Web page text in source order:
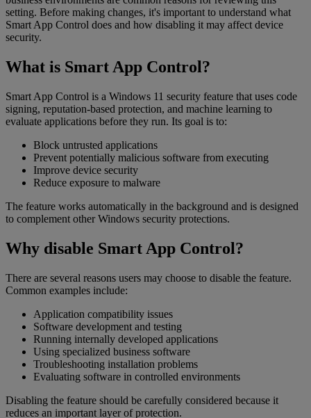
setting. Before making changes, it's important to understand what
Smart App Control does and how disabling it may affect device
security.
What is Smart App Control?
Smart App Control is a Windows 11 security feature that uses code
signing, reputation-based protection, and machine learning to
evaluate applications before they run. Its goal is to:
Block untrusted applications
Prevent potentially malicious software from executing
Improve device security
Reduce exposure to malware
The feature works automatically in the background and is designed
to complement other Windows security protections.
Why disable Smart App Control?
There are several reasons users may choose to disable the feature.
Common examples include:
Application compatibility issues
Software development and testing
Running internally developed applications
Using specialized business software
Troubleshooting installation problems
Evaluating software in controlled environments
Disabling the feature should be carefully considered because it
reduces an important layer of protection.